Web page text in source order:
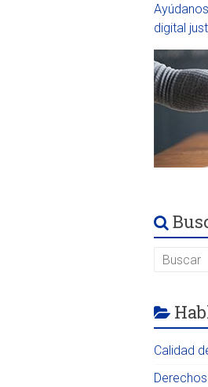
digital
Calidad